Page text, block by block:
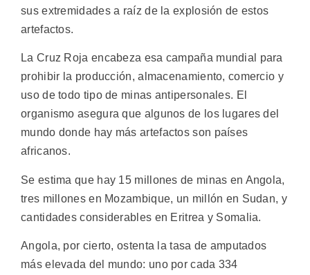
sus extremidades a raíz de la explosión de estos
artefactos.
La Cruz Roja encabeza esa campaña mundial para
prohibir la producción, almacenamiento, comercio y
uso de todo tipo de minas antipersonales. El
organismo asegura que algunos de los lugares del
mundo donde hay más artefactos son países
africanos.
Se estima que hay 15 millones de minas en Angola,
tres millones en Mozambique, un millón en Sudan, y
cantidades considerables en Eritrea y Somalia.
Angola, por cierto, ostenta la tasa de amputados
más elevada del mundo: uno por cada 334